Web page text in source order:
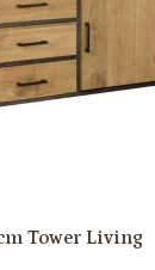
Tower Living